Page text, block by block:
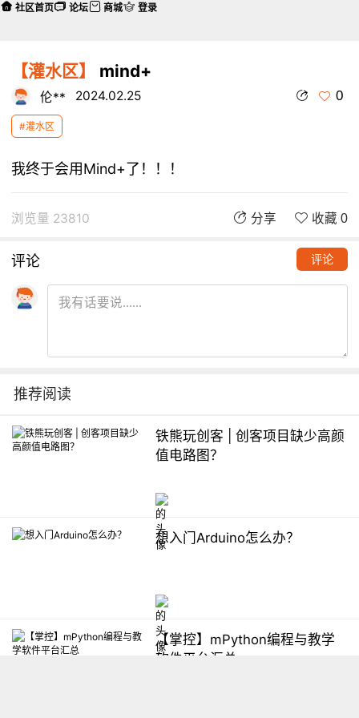
【灌水区】 mind+
伦** 2024.02.25 0
#灌水区
我终于会用Mind+了！！！
浏览量 23810 分享 收藏 0
评论 评论
推荐阅读
铁熊玩创客 | 创客项目缺少高颜
值电路图？
想入门Arduino怎么办？
【掌控】mPython编程与教学
软件平台汇总
社区首页 论坛 商城 登录